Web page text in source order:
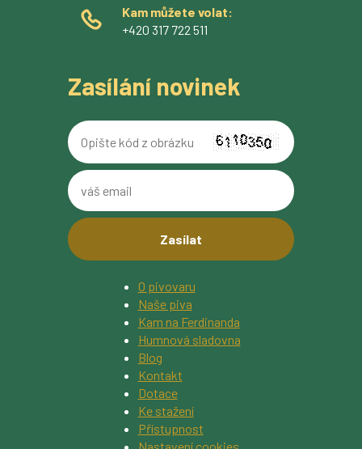
O pivovaru
Naše piva
Kam na Ferdinanda
Humnová sladovna
Blog
Kontakt
Dotace
Ke stažení
Přístupnost
Nastavení cookies
Kam můžete volat:
+420 317 722 511
Zasílání novinek
Opište
kód
váš
email